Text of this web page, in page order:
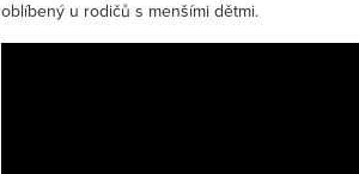
oblíbený u rodičů s menšími dětmi.